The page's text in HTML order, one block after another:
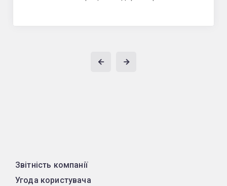
Звітність компанії
Угода користувача